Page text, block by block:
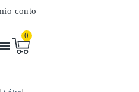
conto

0